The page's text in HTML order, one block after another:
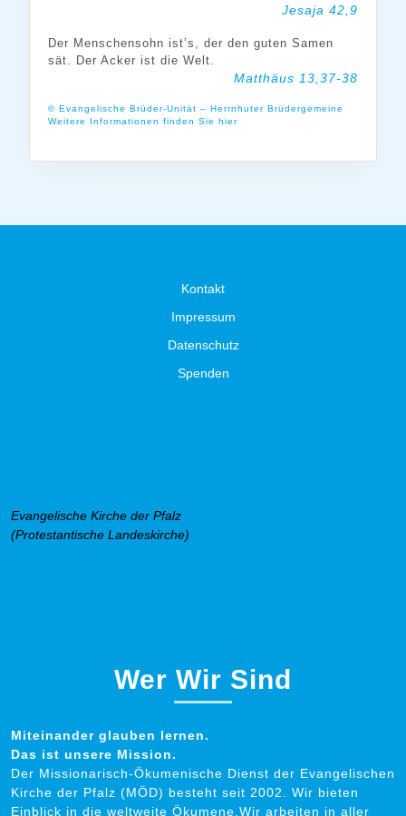
Jesaja 42,9
Der Menschensohn ist’s, der den guten Samen
sät. Der Acker ist die Welt.
Matthäus 13,37-38
© Evangelische Brüder-Unität – Herrnhuter Brüdergemeine
Weitere Informationen finden Sie hier
Kontakt
Impressum
Datenschutz
Spenden
Evangelische Kirche der Pfalz
(Protestantische Landeskirche)
Wer Wir Sind
Miteinander glauben lernen.
Das ist unsere Mission.
Der Missionarisch-Ökumenische Dienst der Evangelischen
Kirche der Pfalz (MÖD) besteht seit 2002. Wir bieten
Einblick in die weltweite Ökumene.Wir arbeiten in aller